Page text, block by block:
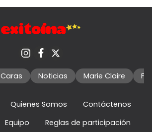
Caras Noticias Marie Claire
Quienes Somos
Contáctenos
Equipo
Reglas de participación